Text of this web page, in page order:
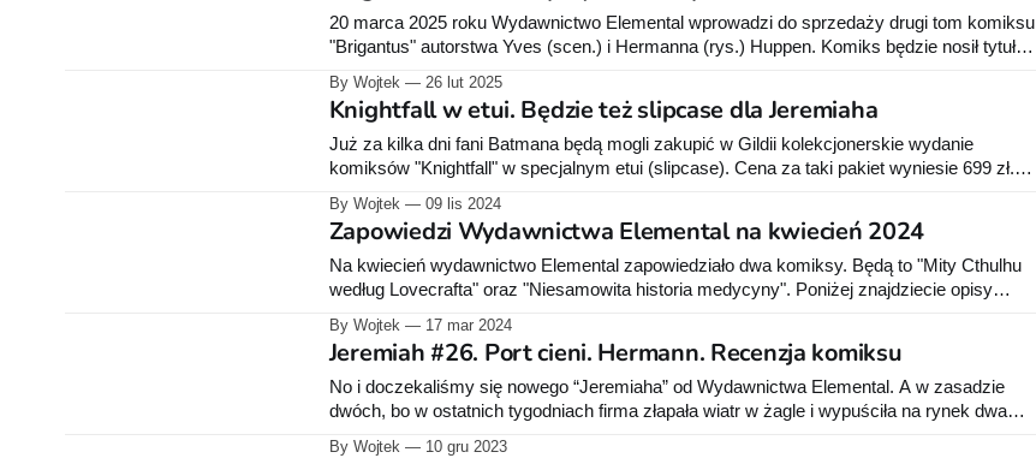
20 marca 2025 roku Wydawnictwo Elemental wprowadzi do sprzedaży drugi tom komiksu
"Brigantus" autorstwa Yves (scen.) i Hermanna (rys.) Huppen. Komiks będzie nosił tytuł
oni jednak wcale nie wydają się wobec niego bardziej przychylni
By Wojtek 26 lut 2025
Knightfall w etui. Będzie też slipcase dla Jeremiaha
Już za kilka dni fani Batmana będą mogli zakupić w Gildii kolekcjonerskie wydanie
komiksów "Knightfall" w specjalnym etui (slipcase). Cena za taki pakiet wyniesie 699 zł.
Jeremiah. Od 15 listopada w Gildii dostępny będzie pakiet komiksów "Knightfall&
By Wojtek 09 lis 2024
Zapowiedzi Wydawnictwa Elemental na kwiecień 2024
Na kwiecień wydawnictwo Elemental zapowiedziało dwa komiksy. Będą to "Mity Cthulhu
według Lovecrafta" oraz "Niesamowita historia medycyny". Poniżej znajdziecie opisy
perfekcyjnie wpasował zawartość – trzy najlepsze historie Howarda Phillipsa Lovecrafta,
mistrza kosmicznej grozy – w kadry i
By Wojtek 17 mar 2024
Jeremiah #26. Port cieni. Hermann. Recenzja komiksu
No i doczekaliśmy się nowego “Jeremiaha” od Wydawnictwa Elemental. A w zasadzie
dwóch, bo w ostatnich tygodniach firma złapała wiatr w żagle i wypuściła na rynek dwa
By Wojtek 10 gru 2023